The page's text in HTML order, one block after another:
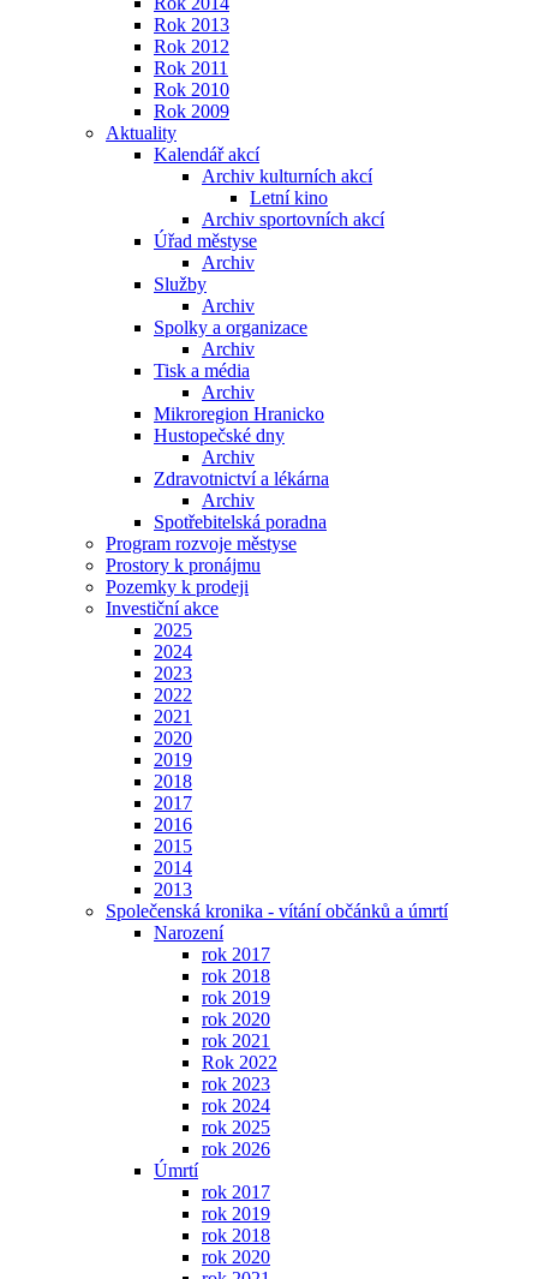
Rok 2013
Rok 2012
Rok 2011
Rok 2010
Rok 2009
Aktuality
Kalendář akcí
Archiv kulturních akcí
Letní kino
Archiv sportovních akcí
Úřad městyse
Archiv
Služby
Archiv
Spolky a organizace
Archiv
Tisk a média
Archiv
Mikroregion Hranicko
Hustopečské dny
Archiv
Zdravotnictví a lékárna
Archiv
Spotřebitelská poradna
Program rozvoje městyse
Prostory k pronájmu
Pozemky k prodeji
Investiční akce
2025
2024
2023
2022
2021
2020
2019
2018
2017
2016
2015
2014
2013
Společenská kronika - vítání občánků a úmrtí
Narození
rok 2017
rok 2018
rok 2019
rok 2020
rok 2021
Rok 2022
rok 2023
rok 2024
rok 2025
rok 2026
Úmrtí
rok 2017
rok 2019
rok 2018
rok 2020